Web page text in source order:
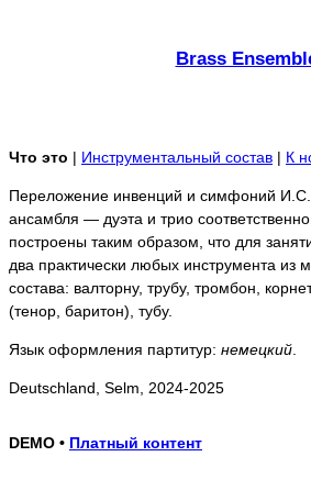
Brass
Что это | Инструментальный состав | К
Переложение инвенций и симфоний
ансамбля — дуэта и трио
построены таким образом, что для
два практически любых инструмента из
состава: валторну, трубу, тромбон,
(тенор, баритон), тубу.
Язык оформления партитур: немецкий
Deutschland, Selm, 2024-2025
DEMO • Платный контент